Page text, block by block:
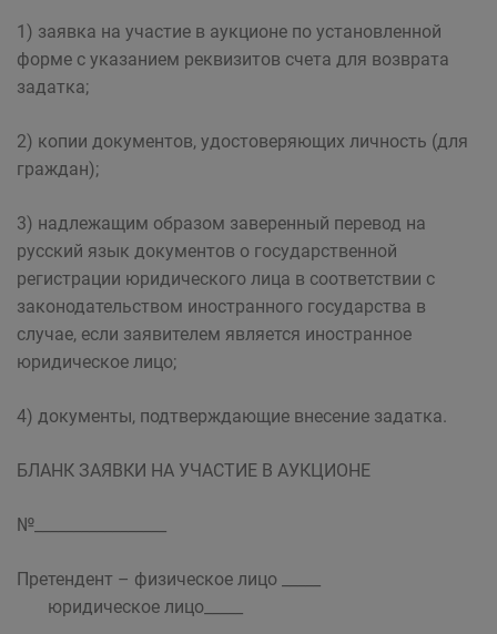
1) заявка на участие в аукционе по установленной
форме с указанием реквизитов счета для возврата
задатка;
2) копии документов, удостоверяющих личность (для
граждан);
3) надлежащим образом заверенный перевод на
русский язык документов о государственной
регистрации юридического лица в соответствии с
законодательством иностранного государства в
случае, если заявителем является иностранное
юридическое лицо;
4) документы, подтверждающие внесение задатка.
БЛАНК ЗАЯВКИ НА УЧАСТИЕ В АУКЦИОНЕ
№_________________
Претендент – физическое лицо _____
юридическое лицо_____